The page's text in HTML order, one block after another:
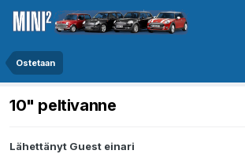
Ostetaan
10" peltivanne
Lähettänyt Guest einari